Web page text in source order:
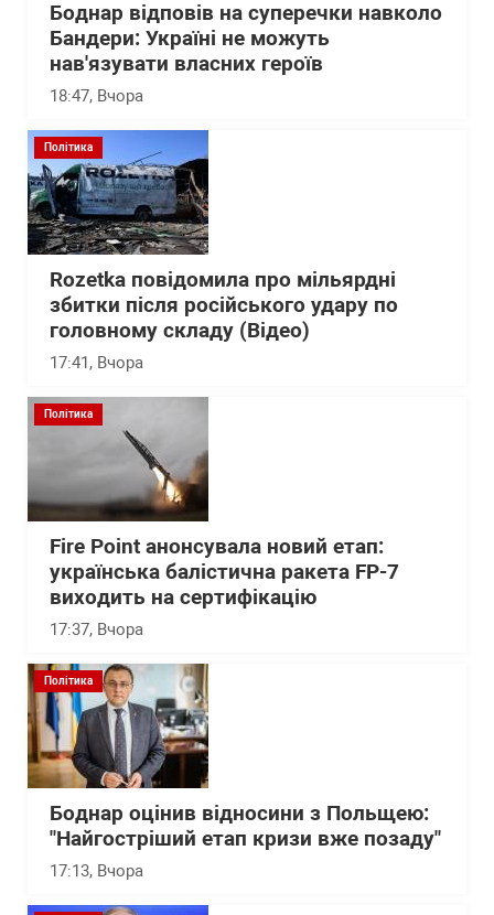
Боднар відповів на суперечки навколо
Бандери: Україні не можуть
нав'язувати власних героїв
18:47, Вчора
Політика
Rozetka повідомила про мільярдні
збитки після російського удару по
головному складу (Відео)
17:41, Вчора
Політика
Fire Point анонсувала новий етап:
українська балістична ракета FP-7
виходить на сертифікацію
17:37, Вчора
Політика
Боднар оцінив відносини з Польщею:
"Найгостріший етап кризи вже позаду"
17:13, Вчора